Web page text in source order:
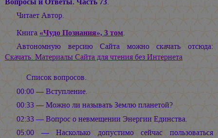
Читает Автор.
Книга «Чудо Познания», 3 том.
Автономную версию Сайта можно скачать отсюда:
Скачать. Материалы Сайта для чтения без Интернета
Список вопросов.
00:00 — Вступление.
00:33 — Можно ли называть Землю планетой?
02:33 — Вопрос о невмещении Энергии Единства.
05:00 — Насколько допустимо сейчас пользоваться